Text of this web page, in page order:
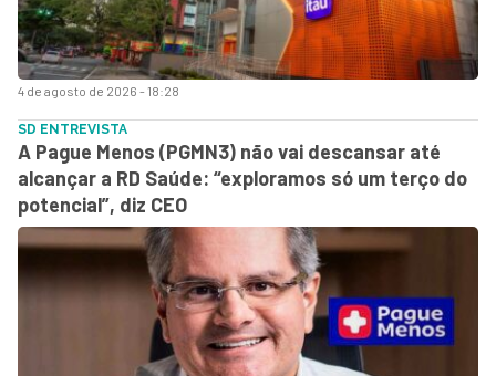
4 de agosto de 2026 - 18:28
SD ENTREVISTA
A Pague Menos (PGMN3) não vai descansar até
alcançar a RD Saúde: “exploramos só um terço do
potencial”, diz CEO